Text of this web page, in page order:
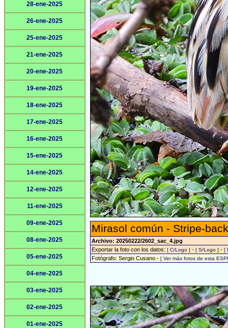
28-ene-2025
26-ene-2025
25-ene-2025
21-ene-2025
20-ene-2025
19-ene-2025
18-ene-2025
17-ene-2025
16-ene-2025
15-ene-2025
14-ene-2025
12-ene-2025
11-ene-2025
09-ene-2025
08-ene-2025
05-ene-2025
04-ene-2025
03-ene-2025
02-ene-2025
01-ene-2025
Mirasol común - Stripe-
Archivo: 20250222/2602_sac_4.jpg
Exportar la foto con los datos: [ C/Logo ] - [ S/Logo ] - [
Fotógrafo: Sergio Cusano - [ Ver más fotos de esta